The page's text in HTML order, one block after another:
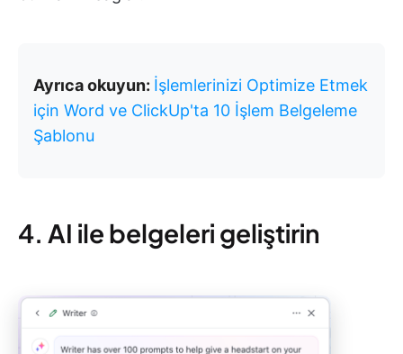
Ayrıca okuyun: İşlemlerinizi Optimize Etmek
için Word ve ClickUp'ta 10 İşlem Belgeleme
Şablonu
4. AI ile belgeleri geliştirin